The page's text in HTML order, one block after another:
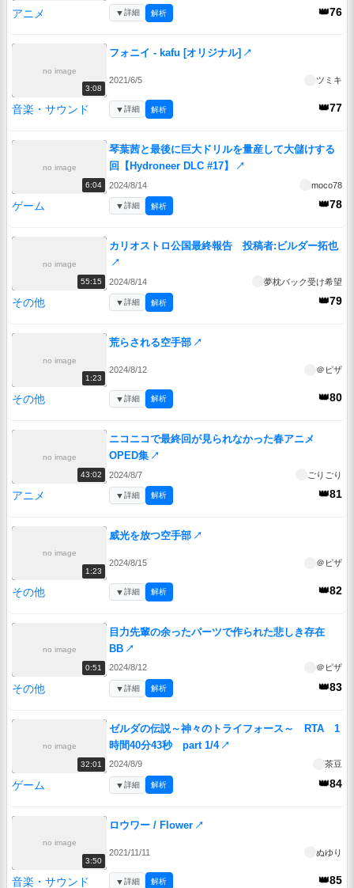
アニメ 👑76
▼詳細 解析
no image
3:08
フォニイ - kafu [オリジナル] ↗
2021/6/5 ツミキ
音楽・サウンド 👑77
▼詳細 解析
no image
6:04
琴葉茜と最後に巨大ドリルを量産して大儲けする
回【Hydroneer DLC #17】
↗
2024/8/14 moco78
ゲーム 👑78
▼詳細 解析
no image
55:15
カリオストロ公国最終報告 投稿者:ビルダー拓也
↗
2024/8/14 夢枕バック受け希望
その他 👑79
▼詳細 解析
no image
1:23
荒らされる空手部 ↗
2024/8/12 ＠ピザ
その他 👑80
▼詳細 解析
no image
43:02
ニコニコで最終回が見られなかった春アニメ
OPED集 ↗
2024/8/7 ごりごり
アニメ 👑81
▼詳細 解析
no image
1:23
威光を放つ空手部 ↗
2024/8/15 ＠ピザ
その他 👑82
▼詳細 解析
no image
0:51
目力先輩の余ったパーツで作られた悲しき存在
BB ↗
2024/8/12 ＠ピザ
その他 👑83
▼詳細 解析
no image
32:01
ゼルダの伝説～神々のトライフォース～ RTA 1
時間40分43秒 part 1/4 ↗
2024/8/9 茶豆
ゲーム 👑84
▼詳細 解析
no image
3:50
ロウワー / Flower ↗
2021/11/11 ぬゆり
音楽・サウンド 👑85
▼詳細 解析